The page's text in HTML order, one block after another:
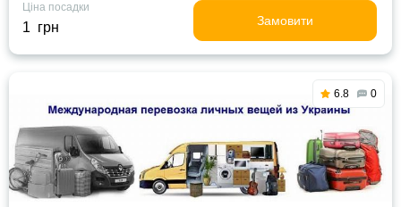
Ціна посадки
1 грн Замовити
6.8 0